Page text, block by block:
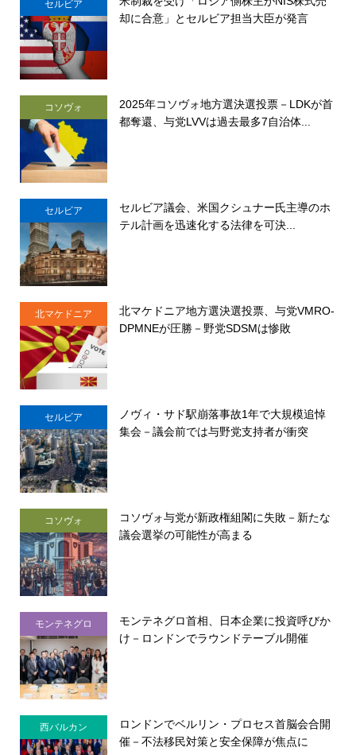
セルビア
却に合意」とセルビア担当大臣が発言
コソヴォ
2025年コソヴォ地方選決選投票－LDKが首
都奪還、与党LVVは過去最多7自治体...
セルビア
セルビア議会、米国クシュナー氏主導のホ
テル計画を迅速化する法律を可決...
北マケドニア
北マケドニア地方選決選投票、与党VMRO-
DPMNEが圧勝－野党SDSMは惨敗
セルビア
ノヴィ・サド駅崩落事故1年で大規模追悼
集会－議会前では与野党支持者が衝突
コソヴォ
コソヴォ与党が新政権組閣に失敗－新たな
議会選挙の可能性が高まる
モンテネグロ
モンテネグロ首相、日本企業に投資呼びか
け－ロンドンでラウンドテーブル開催
西バルカン
ロンドンでベルリン・プロセス首脳会合開
催－不法移民対策と安全保障が焦点に